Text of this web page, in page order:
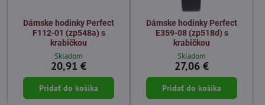
Dámske hodinky Perfect
F112-01 (zp548a) s
krabičkou
Skladom
20,91 €
Pridať do košíka
Dámske hodinky Perfect
E359-08 (zp518d) s
krabičkou
Skladom
27,06 €
Pridať do košíka